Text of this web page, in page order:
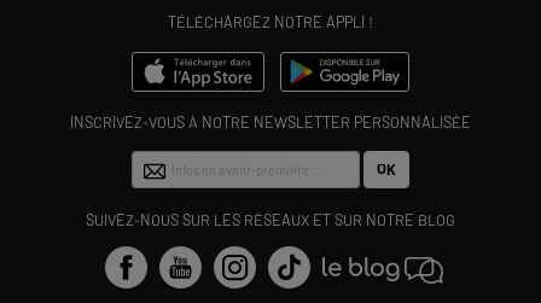
TÉLÉCHARGEZ NOTRE APPLI !
INSCRIVEZ-VOUS À NOTRE NEWSLETTER PERSONNALISÉE
OK
SUIVEZ-NOUS SUR LES RÉSEAUX ET SUR NOTRE BLOG